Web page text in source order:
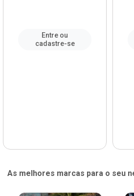
Entre ou
cadastre-se
As melhores marcas para o seu